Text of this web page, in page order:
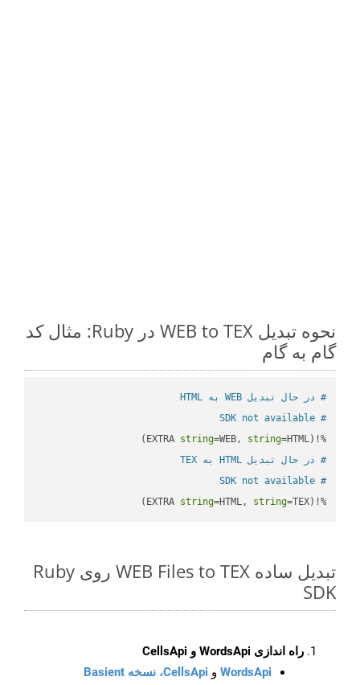
نحوه تبدیل WEB to TEX در Ruby: مثال کد
گام به گام
# در حال تبدیل WEB به HTML
# SDK not available
%!(EXTRA
string=WEB, string=HTML)
# در حال تبدیل HTML به TEX
# SDK not available
%!(EXTRA
string=HTML, string=TEX)
تبدیل ساده WEB Files to TEX روی Ruby
SDK
راه اندازی WordsApi و CellsApi
WordsApi و CellsApi، نسخه Basient